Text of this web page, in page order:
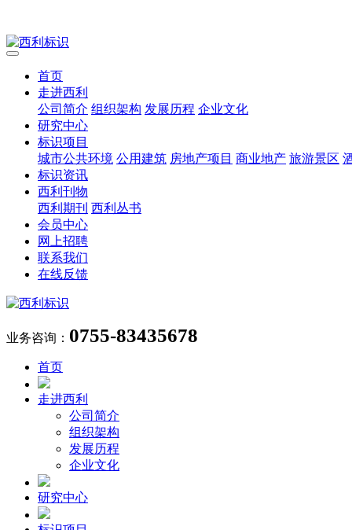
首页
走进西利
公司简介 组织架构 发展历程 企业文化
研究中心
标识项目
城市公共环境 公用建筑 房地产项目 商业地产 旅游景区
标识资讯
西利刊物
西利期刊 西利丛书
会员中心
网上招聘
联系我们
在线反馈
业务咨询： 0755-83435678
首页
走进西利
公司简介
组织架构
发展历程
企业文化
研究中心